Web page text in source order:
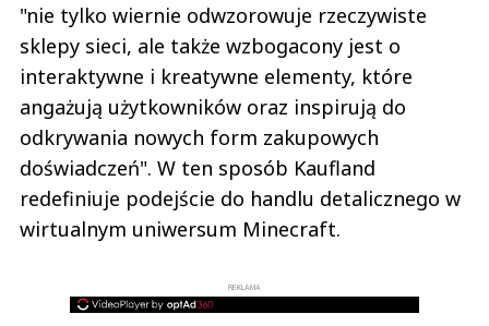
"nie tylko wiernie odwzorowuje rzeczywiste
sklepy sieci, ale także wzbogacony jest o
interaktywne i kreatywne elementy, które
angażują użytkowników oraz inspirują do
odkrywania nowych form zakupowych
doświadczeń". W ten sposób Kaufland
redefiniuje podejście do handlu detalicznego w
wirtualnym uniwersum Minecraft.
REKLAMA